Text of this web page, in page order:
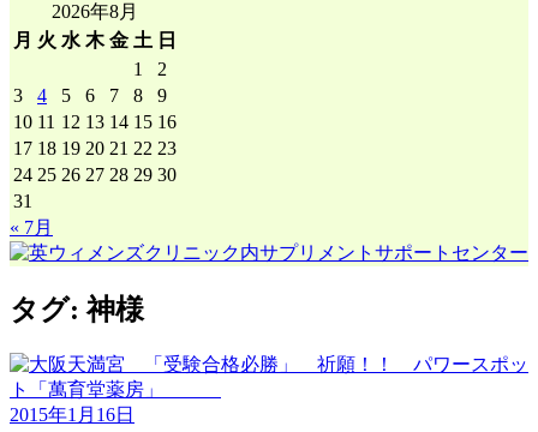
ア
ー
イ
ブ
2026年8月
月 火 水 木 金 土 日
1
2
3
4 5 6 7 8
9
10 11 12 13 14 15 16
17 18 19 20 21 22 23
24 25 26 27 28 29 30
31
« 7月
タグ:神様
2015年1月16日